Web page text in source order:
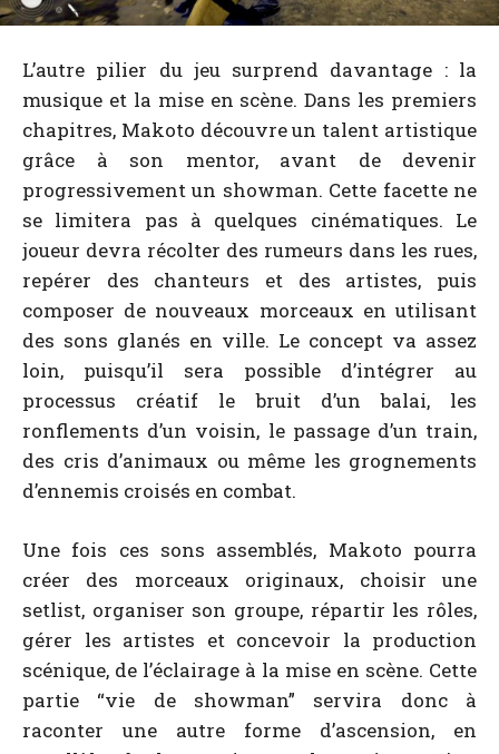
L’autre pilier du jeu surprend davantage : la
musique et la mise en scène. Dans les premiers
chapitres, Makoto découvre un talent artistique
grâce à son mentor, avant de devenir
progressivement un showman. Cette facette ne
se limitera pas à quelques cinématiques. Le
joueur devra récolter des rumeurs dans les rues,
repérer des chanteurs et des artistes, puis
composer de nouveaux morceaux en utilisant
des sons glanés en ville. Le concept va assez
loin, puisqu’il sera possible d’intégrer au
processus créatif le bruit d’un balai, les
ronflements d’un voisin, le passage d’un train,
des cris d’animaux ou même les grognements
d’ennemis croisés en combat.
Une fois ces sons assemblés, Makoto pourra
créer des morceaux originaux, choisir une
setlist, organiser son groupe, répartir les rôles,
gérer les artistes et concevoir la production
scénique, de l’éclairage à la mise en scène. Cette
partie “vie de showman” servira donc à
raconter une autre forme d’ascension, en